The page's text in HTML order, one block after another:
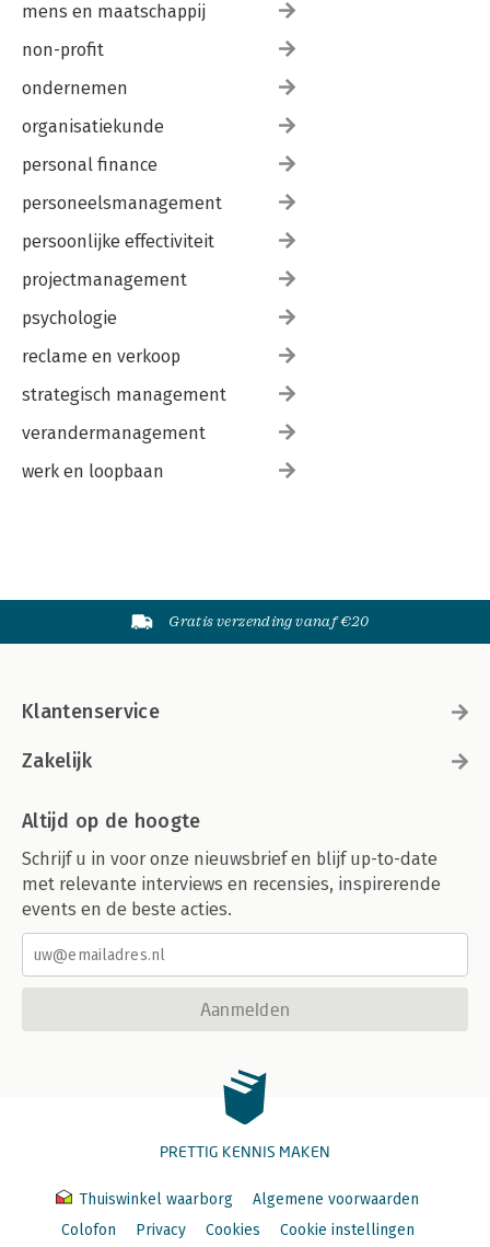
mens en maatschappij
non-profit
ondernemen
organisatiekunde
personal finance
personeelsmanagement
persoonlijke effectiviteit
projectmanagement
psychologie
reclame en verkoop
strategisch management
verandermanagement
werk en loopbaan
Gratis verzending vanaf €20
Klantenservice
Zakelijk
Altijd op de hoogte
Schrijf u in voor onze nieuwsbrief en blijf up-to-date
met relevante interviews en recensies, inspirerende
events en de beste acties.
Aanmelden
PRETTIG KENNIS MAKEN
Thuiswinkel waarborg
Algemene voorwaarden
Colofon
Privacy Cookies Cookie instellingen